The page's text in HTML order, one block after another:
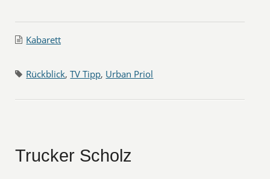
Kabarett
Rückblick,TV Tipp, Urban Priol
Trucker Scholz